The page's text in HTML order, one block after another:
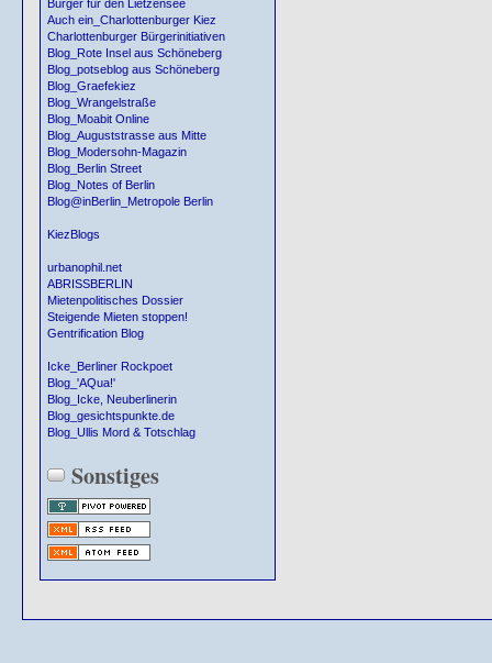
Bürger für den Lietzensee
Auch ein_Charlottenburger Kiez
Charlottenburger Bürgerinitiativen
Blog_Rote Insel aus Schöneberg
Blog_potseblog aus Schöneberg
Blog_Graefekiez
Blog_Wrangelstraße
Blog_Moabit Online
Blog_Auguststrasse aus Mitte
Blog_Modersohn-Magazin
Blog_Berlin Street
Blog_Notes of Berlin
Blog@inBerlin_Metropole Berlin
KiezBlogs
urbanophil.net
ABRISSBERLIN
Mietenpolitisches Dossier
Steigende Mieten stoppen!
Gentrification Blog
Icke_Berliner Rockpoet
Blog_'AQua!'
Blog_Icke, Neuberlinerin
Blog_gesichtspunkte.de
Blog_Ullis Mord & Totschlag
Sonstiges